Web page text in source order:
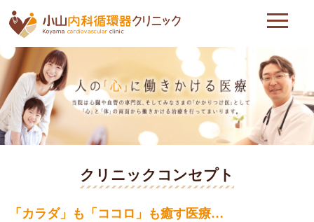
クリニックコンセプト
「カラダ」も「ココロ」も癒す医療…